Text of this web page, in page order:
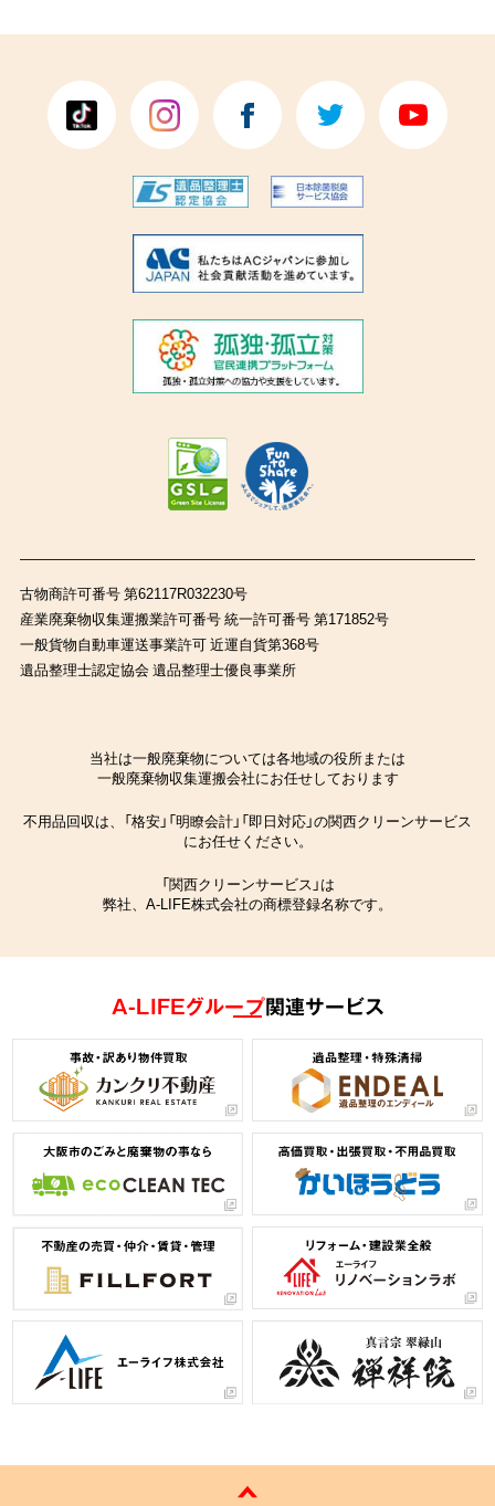
古物商許可番号 第62117R032230号
産業廃棄物収集運搬業許可番号 統一許可番号 第171852号
一般貨物自動車運送事業許可 近運自貨第368号
遺品整理士認定協会 遺品整理士優良事業所
当社は一般廃棄物については各地域の役所または
一般廃棄物収集運搬会社にお任せしております
不用品回収は、「格安」「明瞭会計」「即日対応」の関西クリーンサービス
にお任せください。
「関西クリーンサービス」は
弊社、A-LIFE株式会社の商標登録名称です。
A-LIFEグループ関連サービス